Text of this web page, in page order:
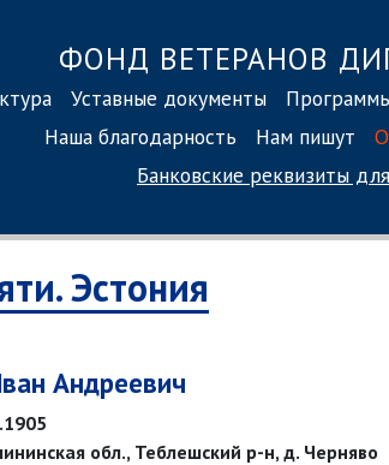
ФОНД ВЕТЕРАНОВ
Уставные документы
Наша благодарность
Нам пишут
Банковские реквизиты
Эстония
Андреевич
обл., Теблешский р-н, д. Черняво